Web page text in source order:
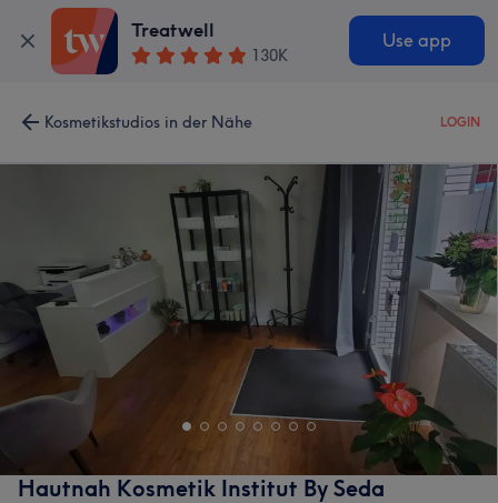
Treatwell
130K
Use app
Kosmetikstudios in der Nähe LOGIN
Hautnah Kosmetik Institut By Seda